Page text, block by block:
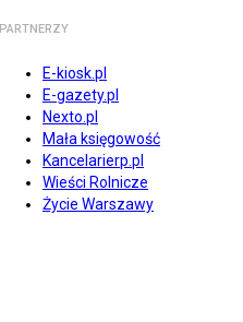
PARTNERZY
E-kiosk.pl
E-gazety.pl
Nexto.pl
Mała księgowość
Kancelarierp.pl
Wieści Rolnicze
Życie Warszawy